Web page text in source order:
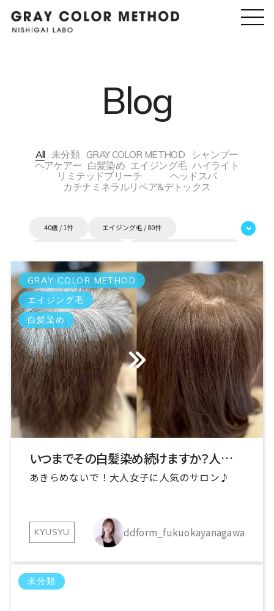
Blog
All 未分類 GRAY COLOR METHOD
シャンプー
ヘアケアー 白髪染め エイジング毛 ハイライト
リミテッドブリーチ
ヘッドスパ
カチナミネラルリペア&デトックス
40歳 / 1件 エイジング毛 / 80件
シャンプー / 2件 ゼロテク / 14件 タグ / 1件
ちらほら白髪 / 10件 つかうのでわ / 1件
ハイライト / 41件 ヘアケアー / 4件
ママ美容師 / 17件 マンツーマンサロン / 4件
みよし美容室 頭皮に優しい / 2件
傷まないカラー / 2件 大人女性 / 21件
女性美容師 / 32件 明るい白髪染め / 98件
東京白髪染め上手い / 1件 染みない白髪染め / 6件
水素トリートメント / 2件 沖縄県 / 2件
熊本白髪ぼかし / 1件
白髪染めを使わず白髪を染める / 4件
白髪気になる カラー頭皮心配 / 5件
絶対老けさせません / 3件
GRAY COLOR METHOD
エイジング毛
白髪染め
いつまでその白髪染め続けますか？人生が変わる体験を
あきらめないで！大人女子に人気のサロン♪
KYUSYU ddform_fukuokayanagawa
未分類